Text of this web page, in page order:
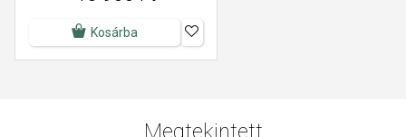
Kosárba
Megtekintett